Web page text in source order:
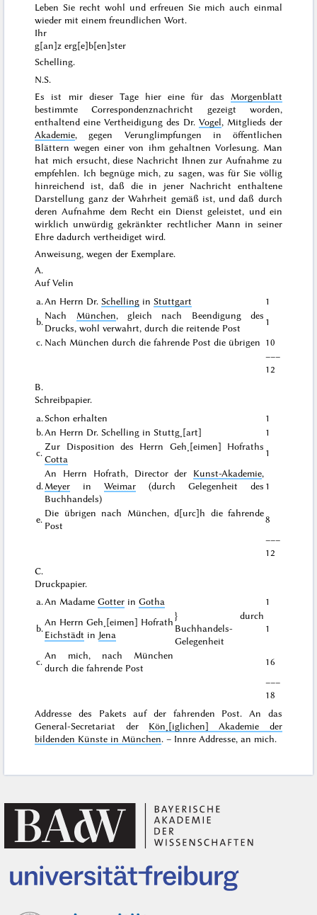
Leben Sie recht wohl und erfreuen Sie mich auch einmal
wieder mit einem freundlichen Wort.
Ihr
g[an]z erg[e]b[en]ster
Schelling.
N.S.
Es ist mir dieser Tage hier eine für das Morgenblatt
bestimmte Correspondenznachricht gezeigt worden,
enthaltend eine Vertheidigung des Dr. Vogel, Mitglieds der
Akademie, gegen Verunglimpfungen in öffentlichen
Blättern wegen einer von ihm gehaltnen Vorlesung. Man
hat mich ersucht, diese Nachricht Ihnen zur Aufnahme zu
empfehlen. Ich begnüge mich, zu sagen, was für Sie völlig
hinreichend ist, daß die in jener Nachricht enthaltene
Darstellung ganz derWahrheit gemäß ist, und daß durch
deren Aufnahme dem Recht ein Dienst geleistet, und ein
wirklich unwürdig gekränkter rechtlicher Mann in seiner
Ehre dadurch vertheidiget wird.
Anweisung, wegen der Exemplare.
A.
Auf Velin
a. An Herrn Dr. Schelling in Stuttgart
1
b.
Nach München, gleich nach Beendigung des
Drucks, wohl verwahrt, durch die reitende Post
1
c. Nach München durch diefahrende Post die übrigen 10
–––
12
B.
Schreibpapier.
a. Schon erhalten
1
b. An Herrn Dr. Schelling in Stuttg˖[art]
1
c.
Zur Disposition des Herrn Geh˖[eimen] Hofraths
Cotta
1
d.
An Herrn Hofrath, Director der Kunst-Akademie,
Meyer inWeimar (durch Gelegenheit des
Buchhandels)
1
e.
Die übrigen nach München, d[urc]h die fahrende
Post
8
–––
12
C.
Druckpapier.
a. An MadameGotter inGotha 1
b.
An Herrn Geh˖[eimen] Hofrath
Eichstädt in Jena
} durch
Buchhandels-
Gelegenheit
1
c.
An mich, nach München
durch die fahrende Post
16
–––
18
Addresse des Pakets auf der fahrenden Post. An das
General-Secretariat der Kön˖[iglichen] Akademie der
bildenden Künste in München. – Innre Addresse, an mich.